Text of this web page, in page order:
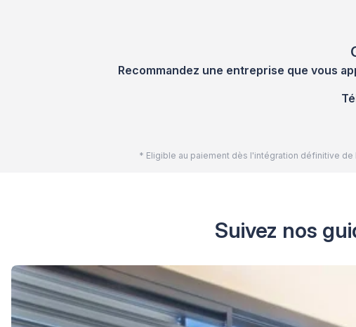
Recommandez une entreprise que vous
* Eligible au paiement dès l'intégration définitive
Suivez nos